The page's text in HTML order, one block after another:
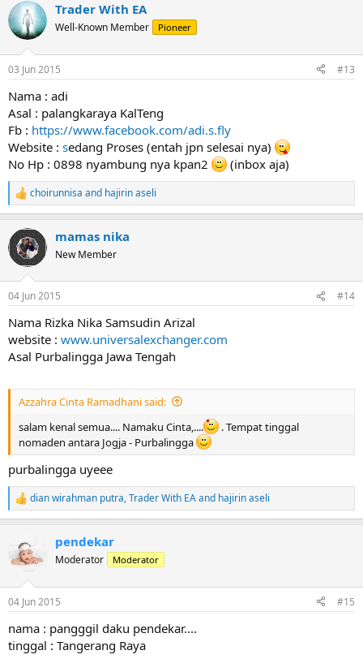
c
t
i
s
Trader With EA
Well-Known Member Pioneer
03 Jun 2015 #13
Nama : adi
Asal : palangkaraya KalTeng
Fb : https://www.facebook.com/adi.s.fly
Website : sedang Proses (entah jpn selesai nya)
No Hp : 0898 nyambung nya kpan2
(inbox aja)
R
e
c
t
i
s
choirunnisa and hajirin aseli
mamas nika
New Member
04 Jun 2015 #14
Nama Rizka Nika Samsudin Arizal
website : www.universalexchanger.com
Asal Purbalingga Jawa Tengah
Azzahra Cinta Ramadhani said:
salam kenal semua.... Namaku Cinta,....
. Tempat tinggal
nomaden antara Jogja - Purbalingga
purbalingga uyeee
R
e
t
i
s
dian wirahman putra,Trader With EAand hajirin aseli
pendekar
Moderator Moderator
04 Jun 2015 #15
nama : pangggil daku pendekar....
tinggal : Tangerang Raya